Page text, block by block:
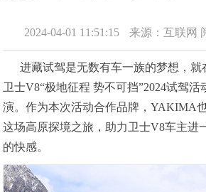
2024-04-01 11:51:15 来源：互联网
进藏试驾是无数有车一族的梦想，就
卫⼠V8“极地征程 势不可挡”2024试驾活
演。作为本次活动合作品牌，YAKIMA
这场高原探境之旅，助力卫⼠V8车主进
的快感。